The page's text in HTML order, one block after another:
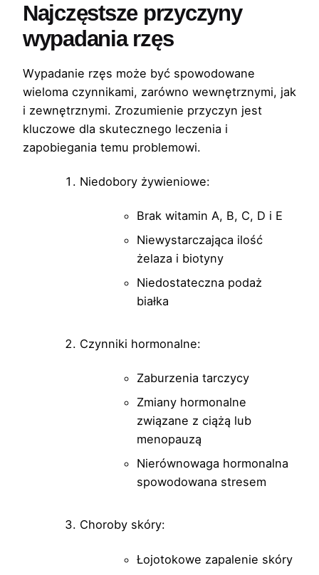
Najczęstsze przyczyny
wypadania rzęs
Wypadanie rzęs może być spowodowane
wieloma czynnikami, zarówno wewnętrznymi, jak
i zewnętrznymi. Zrozumienie przyczyn jest
kluczowe dla skutecznego leczenia i
zapobiegania temu problemowi.
Niedobory żywieniowe:
Brak witamin A, B, C, D i E
Niewystarczająca ilość
żelaza i biotyny
Niedostateczna podaż
białka
Czynniki hormonalne:
Zaburzenia tarczycy
Zmiany hormonalne
związane z ciążą lub
menopauzą
Nierównowaga hormonalna
spowodowana stresem
Choroby skóry:
Łojotokowe zapalenie skóry